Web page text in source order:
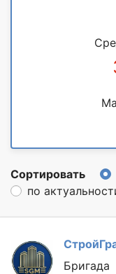
Сортировать
по
Бригада